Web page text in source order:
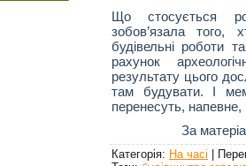
Що стосується
зобов’язала того,
будівельні роботи
рахунок
результату цього
там будувати. І
перенесуть, напевне,
За
Категорія: На часі |